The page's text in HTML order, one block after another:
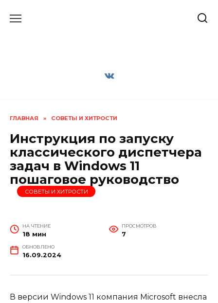
ГЛАВНАЯ » СОВЕТЫ И ХИТРОСТИ
Инструкция по запуску
классического диспетчера
задач в Windows 11
пошаговое руководство
СОВЕТЫ И ХИТРОСТИ
НА ЧТЕНИЕ
18 мин
ПРОСМОТРОВ
7
ОБНОВЛЕНО
16.09.2024
В версии Windows 11 компания Microsoft внесла